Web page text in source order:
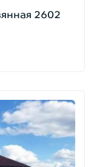
2602